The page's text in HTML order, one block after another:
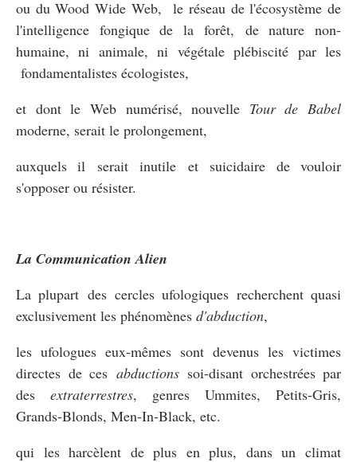
ou du Wood Wide Web, le réseau de l'écosystème de
l'intelligence fongique de la forêt, de nature non-
humaine, ni animale, ni végétale plébiscité par les
fondamentalistes écologistes,
et dont le Web numérisé, nouvelle Tour de Babel
moderne, serait le prolongement,
auxquels il serait inutile et suicidaire de vouloir
s'opposer ou résister.
La Communication Alien
La plupart des cercles ufologiques recherchent quasi
exclusivement les phénomènes d'abduction,
les ufologues eux-mêmes sont devenus les victimes
directes de ces abductionssoi-disant orchestrées par
des extraterrestres, genres Ummites, Petits-Gris,
Grands-Blonds, Men-In-Black, etc.
qui les harcèlent de plus en plus, dans un climat